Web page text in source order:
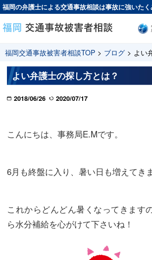
福岡の弁護士による交通事故相談は事故に強いた
福岡交通事故被害者相談TOP > ブログ > よい
よい弁護士の探し方とは？
2018/06/26 2020/07/17
こんにちは、事務局E.Mです。
6月も終盤に入り、暑い日も増えてき
これからどんどん暑くなってきます
ら水分補給を心がけて下さいね！